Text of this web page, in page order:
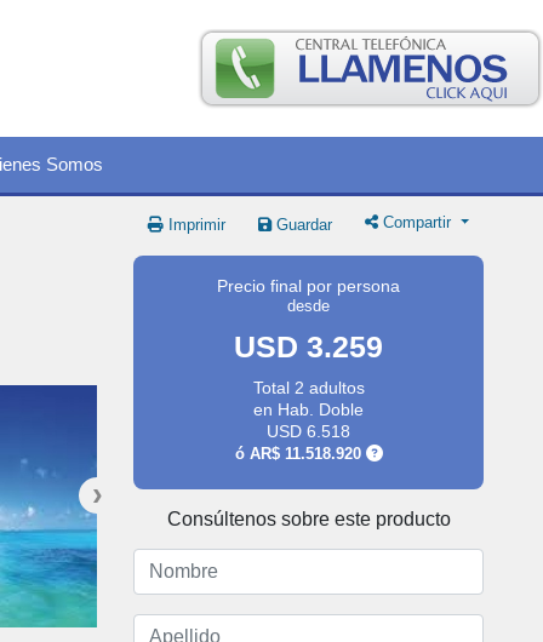
Somos
Imprimir Guardar Compartir
Precio final por persona
desde
USD 3.259
Total 2 adultos
en Hab. Doble
USD 6.518
ó AR$ 11.518.920
Consúltenos sobre este producto